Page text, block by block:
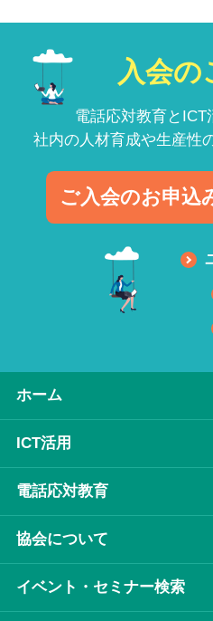
入会の
電話応対教育とICT
社内の人材育成や生産性
ご入会のお申込
ホーム
ICT活⽤
電話応対教育
協会について
イベント・セミナー検索